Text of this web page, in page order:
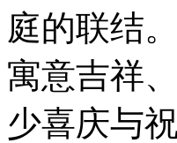
庭的联结
寓意吉祥
少喜庆与